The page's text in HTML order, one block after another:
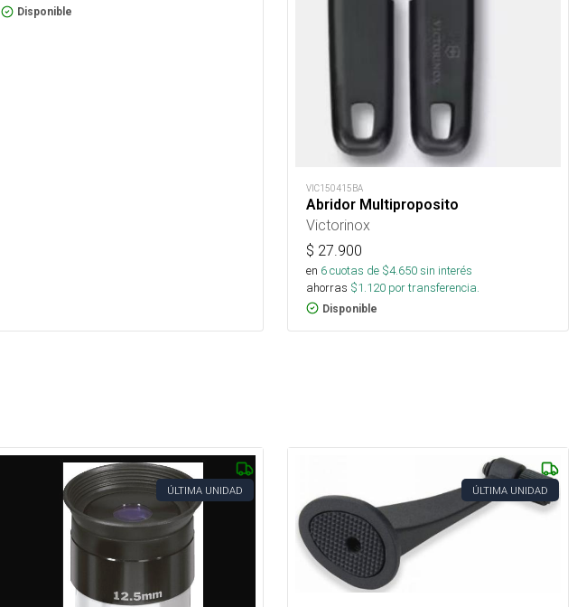
Disponible
VIC150415BA
Abridor Multiproposito
Victorinox
$ 27.900
en 6cuotas de $4.650sin interés
ahorras $1.120 por transferencia.
Disponible
ÚLTIMA UNIDAD ÚLTIMA UNIDAD